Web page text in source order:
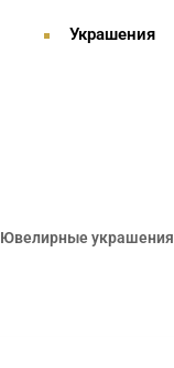
Украшения
Ювелирные украшения